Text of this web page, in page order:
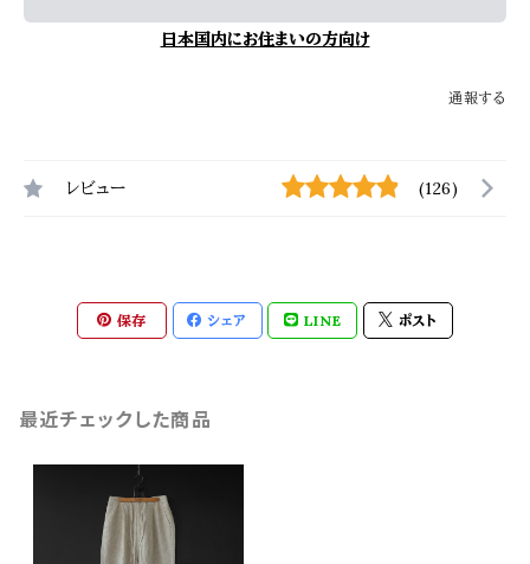
日本国内にお住まいの方向け
通報する
レビュー (126)
保存 シェア LINE ポスト
最近チェックした商品